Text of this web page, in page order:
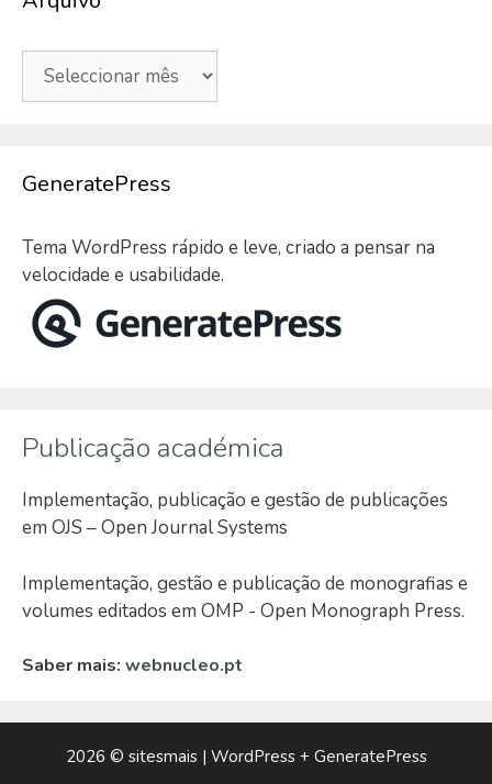
Arquivo
GeneratePress
Tema WordPress rápido e leve, criado a pensar na
velocidade e usabilidade.
Publicação académica
Implementação, publicação e gestão de publicações
em OJS – Open Journal Systems
Implementação, gestão e publicação de monografias e
volumes editados em OMP - Open Monograph Press.
Saber mais: webnucleo.pt
2026 © sitesmais| WordPress + GeneratePress